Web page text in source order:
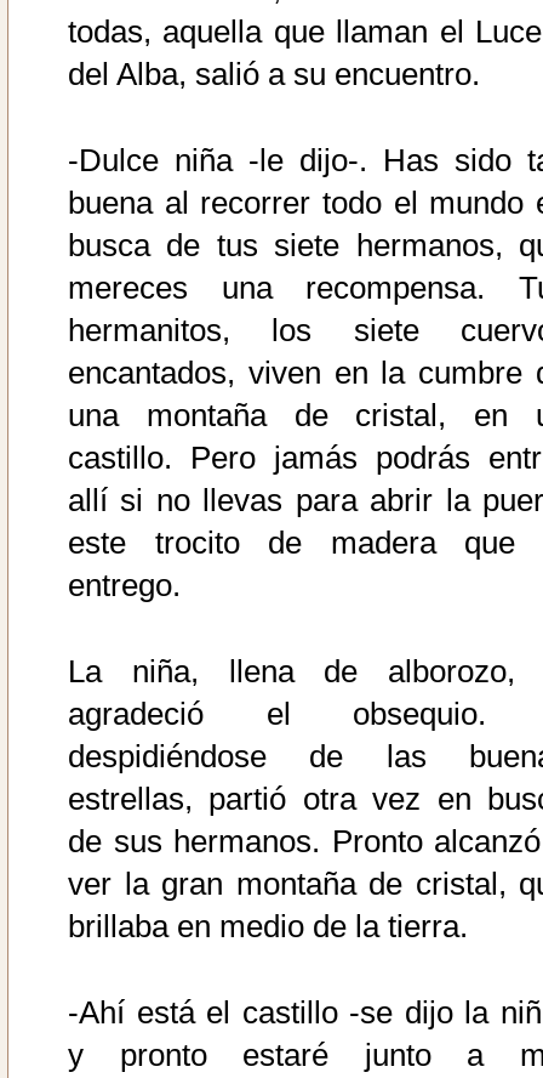
todas, aquella que llaman el
del Alba, salió a su encuentro.
-Dulce niña -le dijo-. Has sido
buena al recorrer todo el mundo
busca de tus siete hermanos,
mereces una recompensa.
hermanitos, los siete
encantados, viven en la cumbre
una montaña de cristal, en
castillo. Pero jamás podrás
allí si no llevas para abrir la
este trocito de madera que
entrego.
La niña, llena de alborozo,
agradeció el obsequio.
despidiéndose de las
estrellas, partió otra vez en
de sus hermanos. Pronto
ver la gran montaña de cristal,
brillaba en medio de la tierra.
-Ahí está el castillo -se dijo la
y pronto estaré junto a